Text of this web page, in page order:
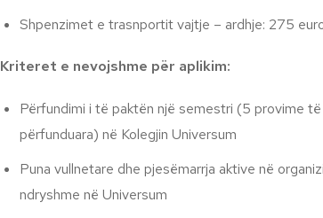
Shpenzimet e trasnportit vajtje – ardhje: 275
Kriteret e nevojshme për aplikim:
Përfundimi i të paktën një semestri (5 provime të
përfunduara) në Kolegjin Universum
Puna vullnetare dhe pjesëmarrja aktive në
ndryshme në Universum